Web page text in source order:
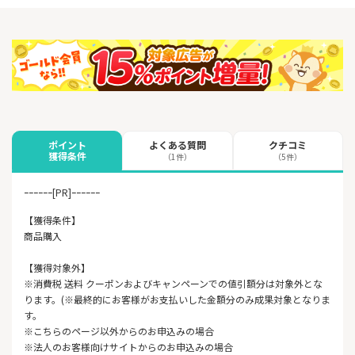
ポイント
獲得条件
よくある質問
（1件）
クチコミ
（5件）
ｰｰｰｰｰｰ[PR]ｰｰｰｰｰｰ
【獲得条件】
商品購入
【獲得対象外】
※消費税 送料 クーポンおよびキャンペーンでの値引額分は対象外とな
ります。(※最終的にお客様がお支払いした金額分のみ成果対象となりま
す。
※こちらのページ以外からのお申込みの場合
※法人のお客様向けサイトからのお申込みの場合